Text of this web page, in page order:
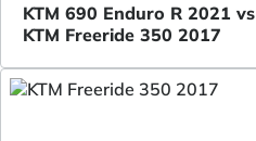
KTM 690 Enduro R 2021 vs
KTM Freeride 350 2017